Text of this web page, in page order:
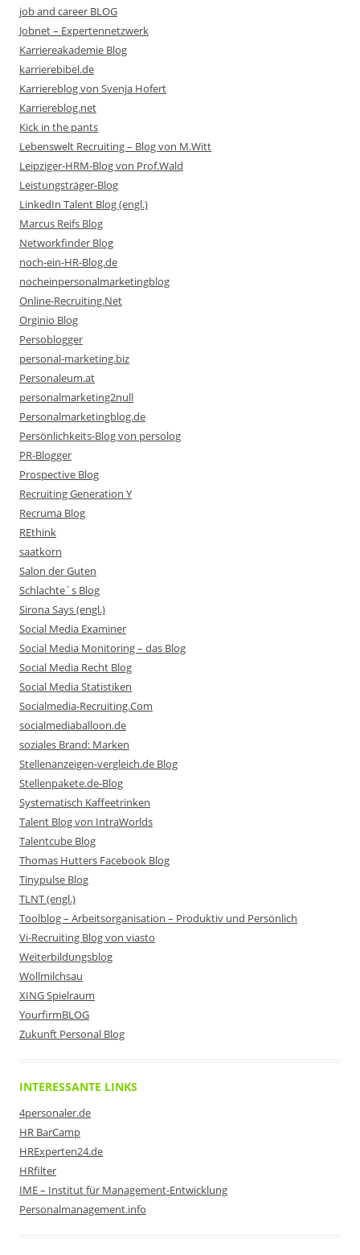
job and career BLOG
Jobnet – Expertennetzwerk
Karriereakademie Blog
karrierebibel.de
Karriereblog von Svenja Hofert
Karriereblog.net
Kick in the pants
Lebenswelt Recruiting – Blog von M.Witt
Leipziger-HRM-Blog von Prof.Wald
Leistungsträger-Blog
LinkedIn Talent Blog (engl.)
Marcus Reifs Blog
Networkfinder Blog
noch-ein-HR-Blog.de
nocheinpersonalmarketingblog
Online-Recruiting.Net
Orginio Blog
Persoblogger
personal-marketing.biz
Personaleum.at
personalmarketing2null
Personalmarketingblog.de
Persönlichkeits-Blog von persolog
PR-Blogger
Prospective Blog
Recruiting Generation Y
Recruma Blog
REthink
saatkorn
Salon der Guten
Schlachte´s Blog
Sirona Says (engl.)
Social Media Examiner
Social Media Monitoring – das Blog
Social Media Recht Blog
Social Media Statistiken
Socialmedia-Recruiting.Com
socialmediaballoon.de
soziales Brand: Marken
Stellenanzeigen-vergleich.de Blog
Stellenpakete.de-Blog
Systematisch Kaffeetrinken
Talent Blog von IntraWorlds
Talentcube Blog
Thomas Hutters Facebook Blog
Tinypulse Blog
TLNT (engl.)
Toolblog – Arbeitsorganisation – Produktiv und Persönlich
Vi-Recruiting Blog von viasto
Weiterbildungsblog
Wollmilchsau
XING Spielraum
YourfirmBLOG
Zukunft Personal Blog
INTERESSANTE LINKS
4personaler.de
HR BarCamp
HRExperten24.de
HRfilter
IME – Institut für Management-Entwicklung
Personalmanagement.info